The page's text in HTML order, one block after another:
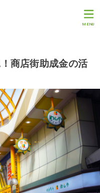
MENU
商店街助成金の活